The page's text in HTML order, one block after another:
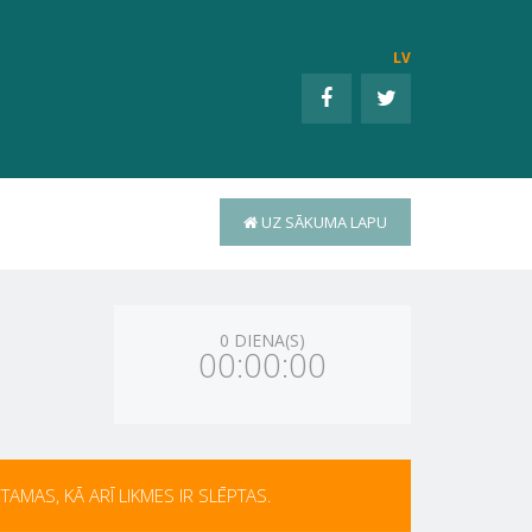
LV
UZ SĀKUMA LAPU
0 DIENA(S)
00:00:00
KĀ ARĪ LIKMES IR SLĒPTAS.